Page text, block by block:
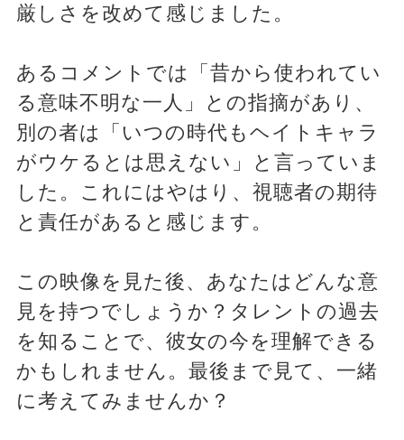
厳しさを改めて感じました。
あるコメントでは「昔から使われてい
る意味不明な一人」との指摘があり、
別の者は「いつの時代もヘイトキャラ
がウケるとは思えない」と言っていま
した。これにはやはり、視聴者の期待
と責任があると感じます。
この映像を見た後、あなたはどんな意
見を持つでしょうか？タレントの過去
を知ることで、彼女の今を理解できる
かもしれません。最後まで見て、一緒
に考えてみませんか？